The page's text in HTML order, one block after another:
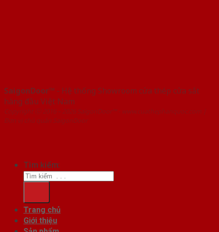
SaigonDoor™ - Hệ thống Showroom cửa thép cửa sắt
hàng đầu Việt Nam
Copyright ⓒ 2016 – 2026 SaigonDoor™ - www.cuathephanquoc.com |
Đơn vị chủ quản SaigonDoor
Tìm kiếm:
Trang chủ
Giới thiệu